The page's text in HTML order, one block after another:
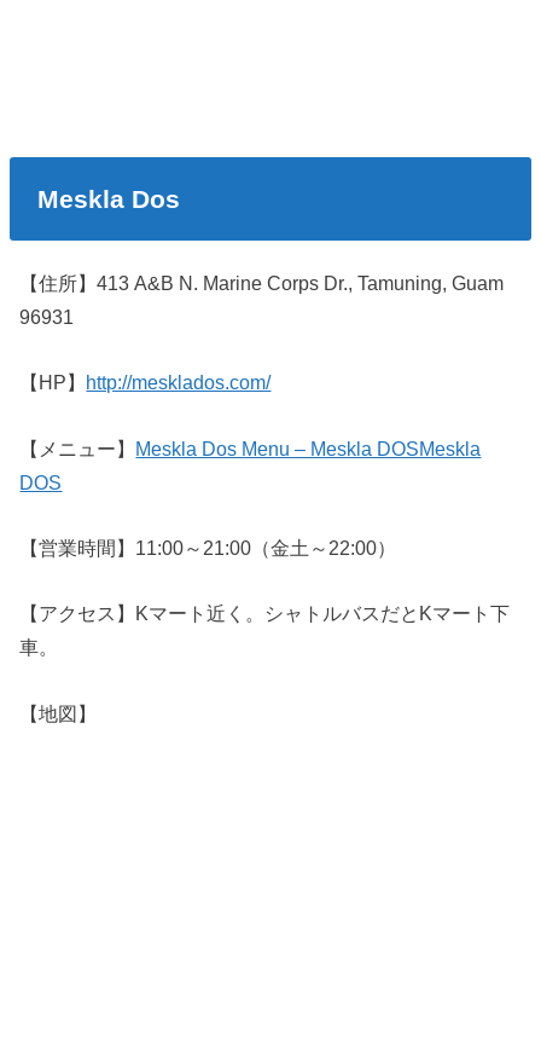
Meskla Dos
【住所】413 A&B N. Marine Corps Dr., Tamuning, Guam
96931
【HP】 http://mesklados.com/
【メニュー】 Meskla Dos Menu – Meskla DOSMeskla
DOS
【営業時間】11:00～21:00（金土～22:00）
【アクセス】Kマート近く。シャトルバスだとKマート下
車。
【地図】